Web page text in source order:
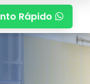
Rápido 